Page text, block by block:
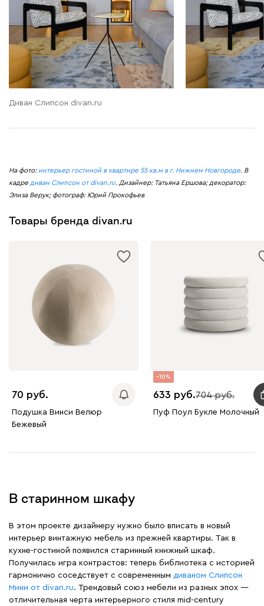
Диван Слипсон divan.ru
На фото: интерьер гостиной в квартире 55 кв.м в г. Нижнем Новгороде. В
кадре диван Слипсон от divan.ru. Дизайнер: Татьяна Ершова; декоратор:
Элиза Верук; фотограф: Юрий Прокофьев
Товары бренда divan.ru
70
Подушка Винси Велюр
Бежевый
10
633 704
Пуф Поул Букле Молочный
В старинном шкафу
В этом проекте дизайнеру нужно было вписать в новый
интерьер винтажную мебель из прежней квартиры. Так в
кухне-гостиной появился старинный книжный шкаф.
Получилась игра контрастов: теперь библиотека с историей
гармонично соседствует с современным диваном Слипсон
Мини от divan.ru. Трендовый союз мебели из разных эпох —
отличительная черта интерьерного стиля mid-century